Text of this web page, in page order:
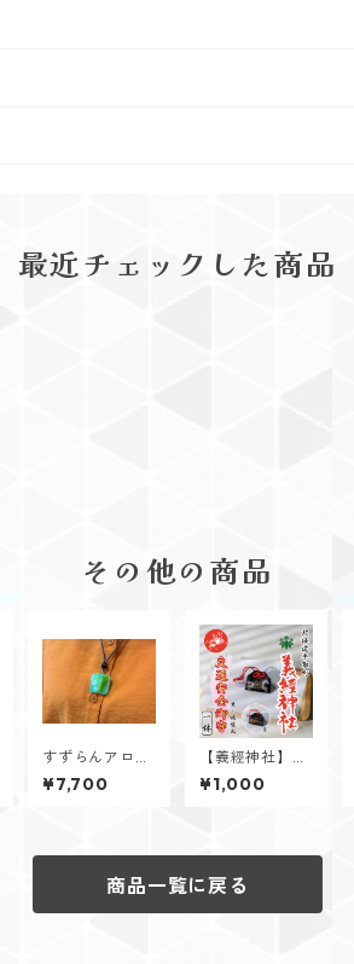
最近チェックした商品
その他の商品
すずらんアロマ
ネックレス（グ
リーン）
¥7,700
【義經神社】交
通安全御守（黒
吸盤式）
¥1,000
商品一覧に戻る